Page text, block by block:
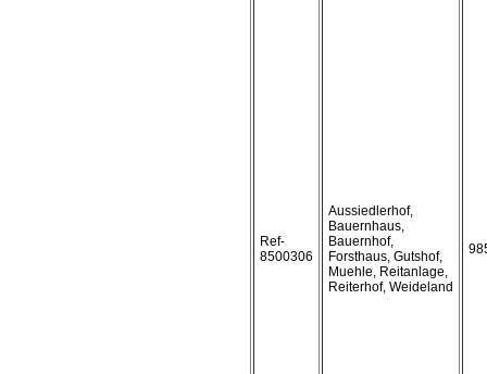
Ref-
8500306
Aussiedlerhof,
Bauernhaus,
Bauernhof,
Forsthaus, Gutshof,
Muehle, Reitanlage,
Reiterhof, Weideland